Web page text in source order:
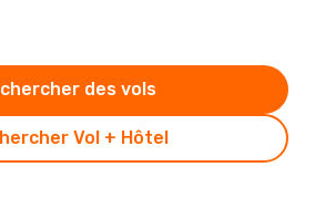
Vol + Hôtel
des vols